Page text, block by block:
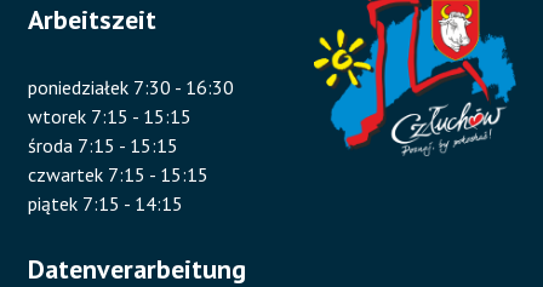
Arbeitszeit
poniedziałek 7:30 - 16:30
wtorek 7:15 - 15:15
środa 7:15 - 15:15
czwartek 7:15 - 15:15
piątek 7:15 - 14:15
Datenverarbeitung